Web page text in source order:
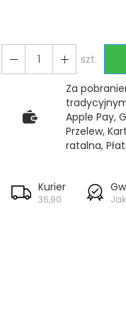
szt.
Za
Apple Pay,
Przelew,
ratalna,
Kurier
36,90